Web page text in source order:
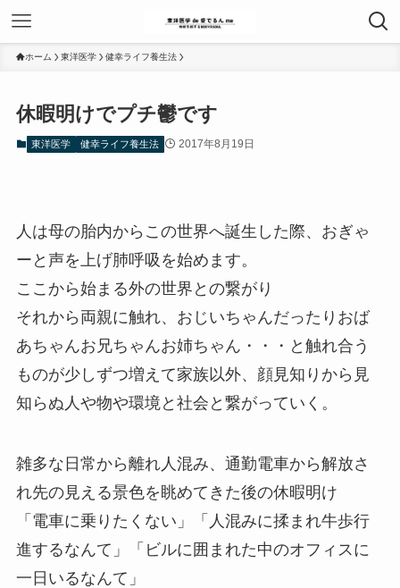
ホーム 東洋医学 健幸ライフ養生法
休暇明けでプチ鬱です
東洋医学 健幸ライフ養生法 2017年8月19日
人は母の胎内からこの世界へ誕生した際、おぎゃ
ーと声を上げ肺呼吸を始めます。
ここから始まる外の世界との繋がり
それから両親に触れ、おじいちゃんだったりおば
あちゃんお兄ちゃんお姉ちゃん・・・と触れ合う
ものが少しずつ増えて家族以外、顔見知りから見
知らぬ人や物や環境と社会と繋がっていく。
雑多な日常から離れ人混み、通勤電車から解放さ
れ先の見える景色を眺めてきた後の休暇明け
「電車に乗りたくない」「人混みに揉まれ牛歩行
進するなんて」「ビルに囲まれた中のオフィスに
一日いるなんて」